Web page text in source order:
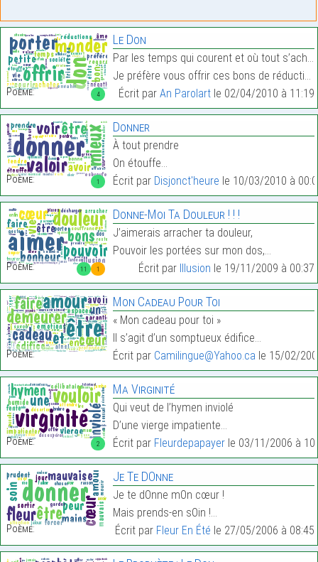
4
Poème:
Le Don
Par les temps qui courent et où tout s’achète,
Je préfère vous offrir ces bons de réductions sur …
Écrit par An Parolartle 02/04/2010 à 11:19
1
Poème:
Donner
À tout prendre
On étouffe…
Écrit par Disjonct'heure le 10/03/2010 à
11 1
Poème:
Donne-Moi Ta Douleur ! ! !
J’aimerais arracher ta douleur,
Pouvoir les portées sur mon dos,…
Écrit par Illusion le 19/11/2009 à 00:37
Poème:
Mon Cadeau Pour Toi
« Mon cadeau pour toi »
Il s’agit d’un somptueux édifice…
Écrit par Camilingue@Yahoo.ca le 15/02/
2
Poème:
Ma Virginité
Qui veut de l’hymen inviolé
D’une vierge impatiente…
Écrit par Fleurdepapayerle 03/11/2006 à
Poème:
Je Te DOnne
Je te dOnne mOn cœur !
Mais prends-en sOin !…
Écrit par Fleur En Été le 27/05/2006 à 08:45